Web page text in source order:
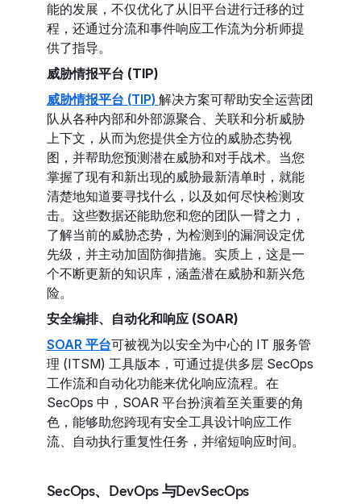
能的发展，不仅优化了从旧平台进行迁移的过
程，还通过分流和事件响应工作流为分析师提
供了指导。
威胁情报平台 (TIP)
威胁情报平台 (TIP) 解决方案可帮助安全运营团
队从各种内部和外部源聚合、关联和分析威胁
上下文，从而为您提供全方位的威胁态势视
图，并帮助您预测潜在威胁和对手战术。当您
掌握了现有和新出现的威胁最新清单时，就能
清楚地知道要寻找什么，以及如何尽快检测攻
击。这些数据还能助您和您的团队一臂之力，
了解当前的威胁态势，为检测到的漏洞设定优
先级，并主动加固防御措施。实质上，这是一
个不断更新的知识库，涵盖潜在威胁和新兴危
险。
安全编排、自动化和响应 (SOAR)
SOAR 平台可被视为以安全为中心的 IT 服务管
理 (ITSM) 工具版本，可通过提供多层 SecOps
工作流和自动化功能来优化响应流程。在
SecOps 中，SOAR 平台扮演着至关重要的角
色，能够助您跨现有安全工具设计响应工作
流、自动执行重复性任务，并缩短响应时间。
SecOps、DevOps 与DevSecOps